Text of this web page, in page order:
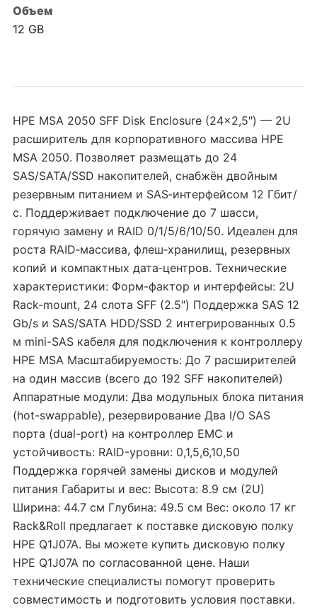
Объем
12 GB
HPE MSA 2050 SFF Disk Enclosure (24×2,5″) — 2U
расширитель для корпоративного массива HPE
MSA 2050. Позволяет размещать до 24
SAS/SATA/SSD накопителей, снабжён двойным
резервным питанием и SAS‑интерфейсом 12 Гбит/
с. Поддерживает подключение до 7 шасси,
горячую замену и RAID 0/1/5/6/10/50. Идеален для
роста RAID‑массива, флеш‑хранилищ, резервных
копий и компактных дата‑центров. Технические
характеристики: Форм-фактор и интерфейсы: 2U
Rack-mount, 24 слота SFF (2.5″) Поддержка SAS 12
Gb/s и SAS/SATA HDD/SSD 2 интегрированных 0.5
м mini-SAS кабеля для подключения к контроллеру
HPE MSA Масштабируемость: До 7 расширителей
на один массив (всего до 192 SFF накопителей)
Аппаратные модули: Два модульных блока питания
(hot-swappable), резервирование Два I/O SAS
порта (dual-port) на контроллер EMC и
устойчивость: RAID-уровни: 0,1,5,6,10,50
Поддержка горячей замены дисков и модулей
питания Габариты и вес: Высота: 8.9 см (2U)
Ширина: 44.7 см Глубина: 49.5 см Вес: около 17 кг
Rack&Roll предлагает к поставке дисковую полку
HPE Q1J07A. Вы можете купить дисковую полку
HPE Q1J07A по согласованной цене. Наши
технические специалисты помогут проверить
совместимость и подготовить условия поставки.